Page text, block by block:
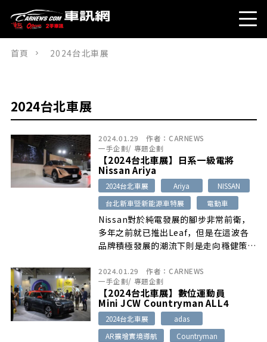
首頁 2024台北車展
2024台北車展
2024.01.29 作者： CARNEWS
一手企劃/ 專題企劃
【2024台北車展】日系一級電將
Nissan Ariya
2024台北車展 Ariya
NISSAN
台北新車暨新能源車特展
電動車
Nissan對於純電發展的腳步非常前衛，
多年之前就已推出Leaf，但是在這波各
品牌積極發展的潮流下則是走向穩健策
Ariya…
2024.01.29 作者： CARNEWS
一手企劃/ 專題企劃
【2024台北車展】數位運動員
Mini JCW Countryman ALL4
2024台北車展
adas
AR擴增實境導航
Countryman